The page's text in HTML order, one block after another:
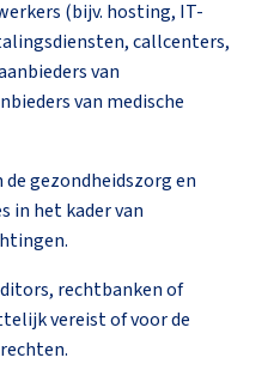
(bijv. hosting, IT-
callcenters,
van
van medische
gezondheidszorg en
in het kader van
rechtbanken of
vereist of voor de